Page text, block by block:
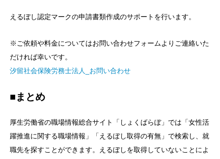
えるぼし認定マークの申請書類作成のサポートを行います。
※ご依頼や料金についてはお問い合わせフォームよりご連絡いた
だければ幸いです。
汐留社会保険労務士法人_お問い合わせ
■まとめ
厚生労働省の職場情報総合サイト「しょくばらぼ」では「女性活
躍推進に関する職場情報」「えるぼし取得の有無」で検索し、就
職先を探すことができます。えるぼしを取得していないことによ